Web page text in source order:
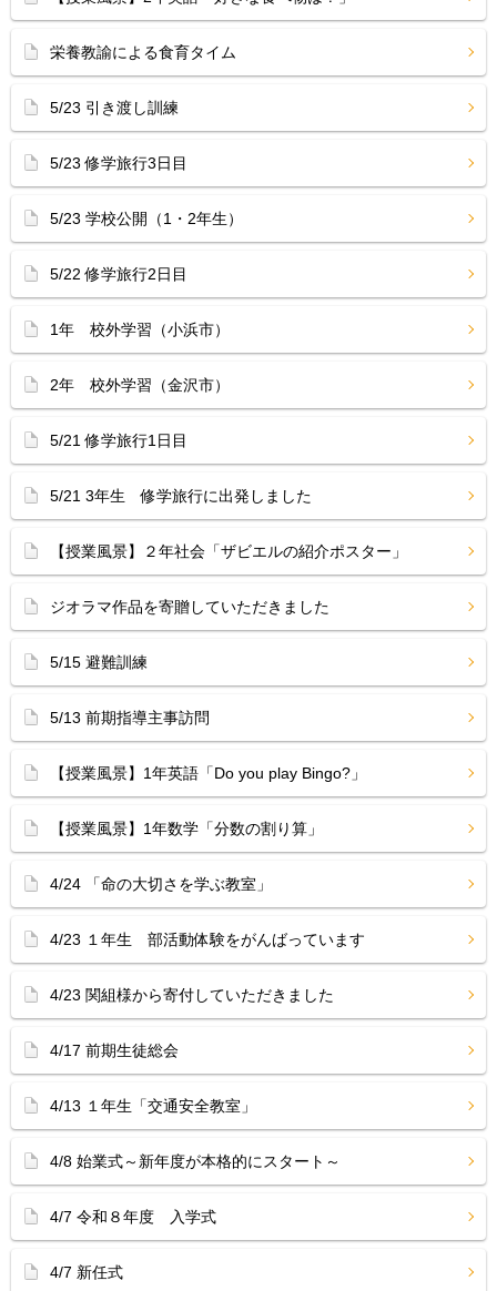
栄養教諭による食育タイム
5/23 引き渡し訓練
5/23 修学旅行3日目
5/23 学校公開（1・2年生）
5/22 修学旅行2日目
1年 校外学習（小浜市）
2年 校外学習（金沢市）
5/21 修学旅行1日目
5/21 3年生 修学旅行に出発しました
【授業風景】２年社会「ザビエルの紹介ポスター」
ジオラマ作品を寄贈していただきました
5/15 避難訓練
5/13 前期指導主事訪問
【授業風景】1年英語「Do you play Bingo?」
【授業風景】1年数学「分数の割り算」
4/24 「命の大切さを学ぶ教室」
4/23 １年生 部活動体験をがんばっています
4/23 関組様から寄付していただきました
4/17 前期生徒総会
4/13 １年生「交通安全教室」
4/8 始業式～新年度が本格的にスタート～
4/7 令和８年度 入学式
4/7 新任式